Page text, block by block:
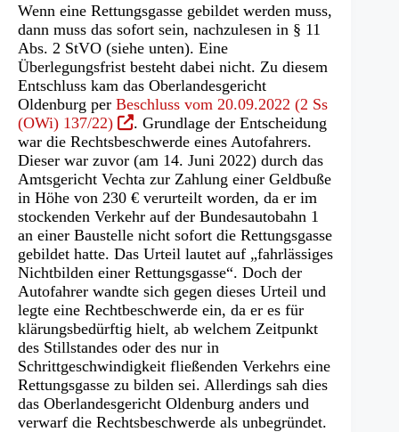
Wenn eine Rettungsgasse gebildet werden muss,
dann muss das sofort sein, nachzulesen in § 11
Abs. 2 StVO (siehe unten). Eine
Überlegungsfrist besteht dabei nicht. Zu diesem
Entschluss kam das Oberlandesgericht
Oldenburg per Beschluss vom 20.09.2022 (2 Ss
(OWi) 137/22)(Öffnet
in
einem
neuen
Tab)
. Grundlage der Entscheidung
war die Rechtsbeschwerde eines Autofahrers.
Dieser war zuvor (am 14. Juni 2022) durch das
Amtsgericht Vechta zur Zahlung einer Geldbuße
in Höhe von 230 € verurteilt worden, da er im
stockenden Verkehr auf der Bundesautobahn 1
an einer Baustelle nicht sofort die Rettungsgasse
gebildet hatte. Das Urteil lautet auf „fahrlässiges
Nichtbilden einer Rettungsgasse“. Doch der
Autofahrer wandte sich gegen dieses Urteil und
legte eine Rechtbeschwerde ein, da er es für
klärungsbedürftig hielt, ab welchem Zeitpunkt
des Stillstandes oder des nur in
Schrittgeschwindigkeit fließenden Verkehrs eine
Rettungsgasse zu bilden sei. Allerdings sah dies
das Oberlandesgericht Oldenburg anders und
verwarf die Rechtsbeschwerde als unbegründet.